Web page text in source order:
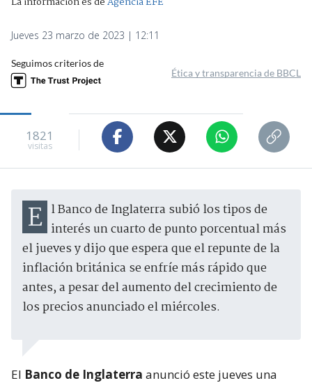
Jueves 23 marzo de 2023 | 12:11
Seguimos criterios de
Ética y transparencia de BBCL
1821
visitas
El Banco de Inglaterra subió los tipos de interés un cuarto de punto porcentual más
el jueves y dijo que espera que el repunte de la
inflación británica se enfríe más rápido que
antes, a pesar del aumento del crecimiento de
los precios anunciado el miércoles.
El Banco de Inglaterra anunció este jueves una